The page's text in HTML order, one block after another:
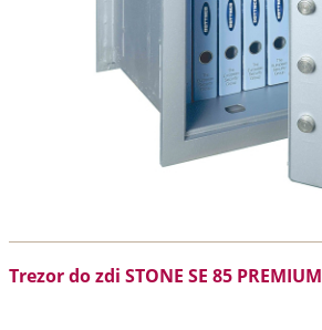
Trezor do zdi STONE SE 85 PREMIUM